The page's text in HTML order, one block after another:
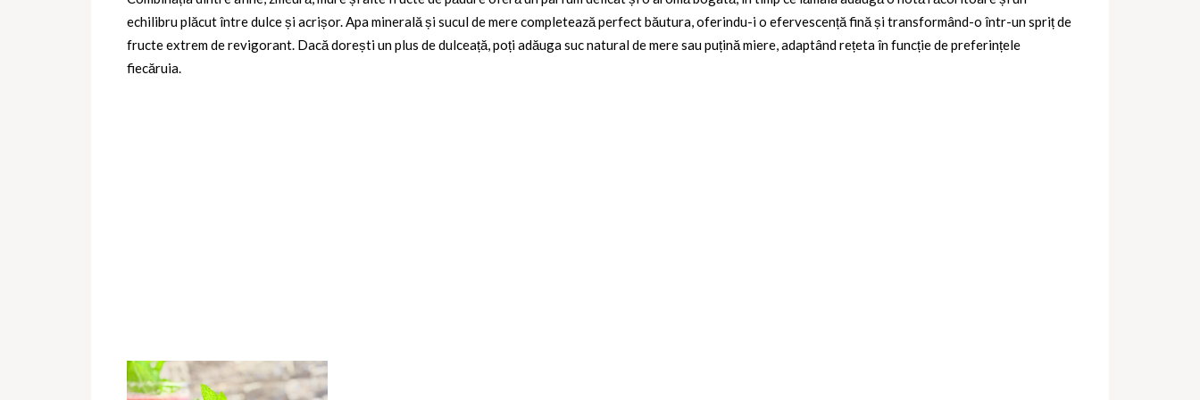
echilibru plăcut între dulce și acrișor. Apa minerală și sucul de mere completează perfect băutura, oferindu-i o efervescență fină și transformând-o într-un spriț de
fructe extrem de revigorant. Dacă dorești un plus de dulceață, poți adăuga suc natural de mere sau puțină miere, adaptând rețeta în funcție de preferințele
fiecăruia.